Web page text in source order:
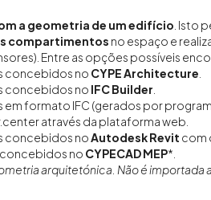
a geometria de um edifício . Isto
compartimentos no espaço e
Entre as opções possíveis
concebidos no CYPE Architecture
concebidos no IFC Builder
formato IFC (gerados por
através da plataforma web.
concebidos noAutodesk Revit com
no CYPECAD MEP*.
arquitetónica. Não é importada